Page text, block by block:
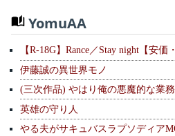
YomuAA
【R-18G】Rance／Stay night【安価
伊藤誠の異世界モノ
(三次作品) やはり俺の悪魔的な業
英雄の守り人
やる夫がサキュバスラプソディア